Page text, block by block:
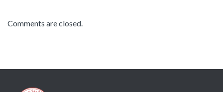
Comments are closed.